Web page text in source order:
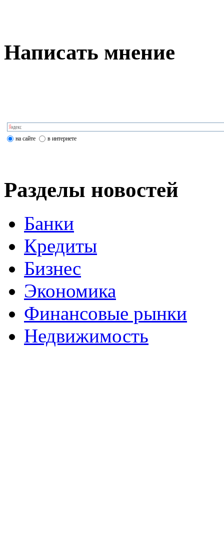
Написать мнение
на сайте в интернете
Разделы новостей
Банки
Кредиты
Бизнес
Экономика
Финансовые рынки
Недвижимость